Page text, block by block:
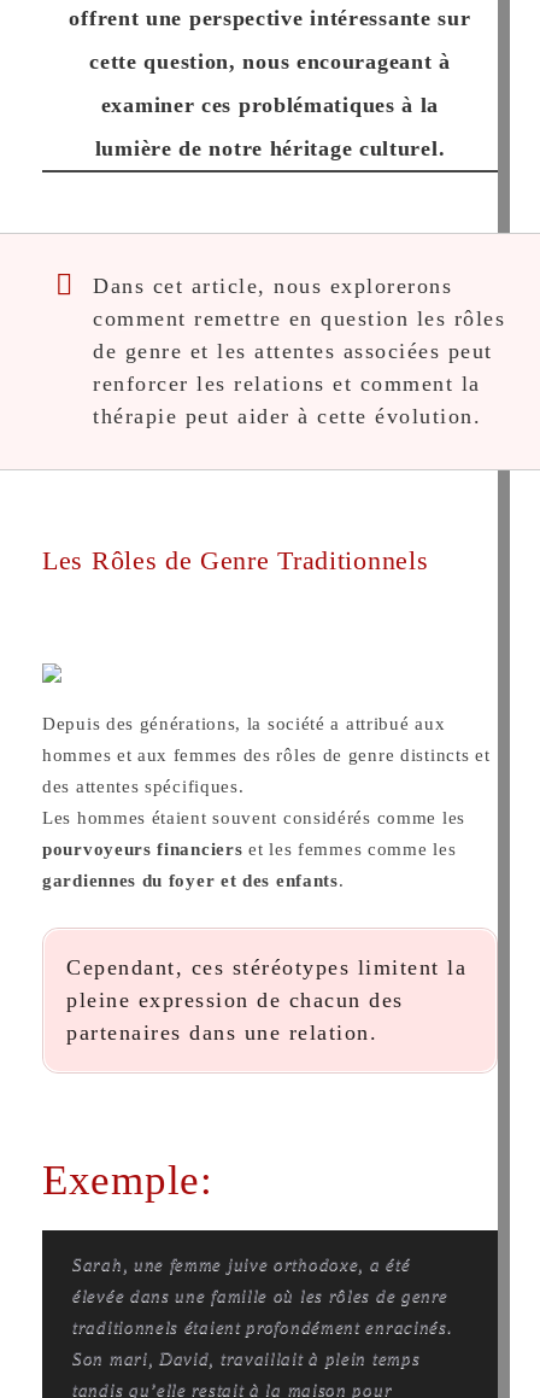
offrent une perspective intéressante sur
cette question, nous encourageant à
examiner ces problématiques à la
lumière de notre héritage culturel.
Dans cet article, nous explorerons
comment remettre en question les rôles
de genre et les attentes associées peut
renforcer les relations et comment la
thérapie peut aider à cette évolution.
Les Rôles de Genre Traditionnels
Depuis des générations, la société a attribué aux
hommes et aux femmes des rôles de genre distincts et
des attentes spécifiques.
Les hommes étaient souvent considérés comme les
pourvoyeurs financiers et les femmes comme les
gardiennes du foyer et des enfants.
Cependant, ces stéréotypes limitent la
pleine expression de chacun des
partenaires dans une relation.
Exemple:
Sarah, une femme juive orthodoxe, a été
élevée dans une famille où les rôles de genre
traditionnels étaient profondément enracinés.
Son mari, David, travaillait à plein temps
tandis qu’elle restait à la maison pour